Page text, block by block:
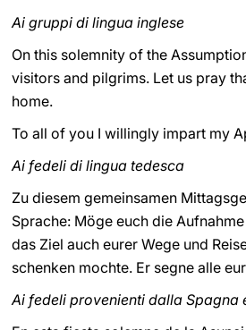
Ai gruppi di lingua inglese
On this solemnity of the
visitors and pilgrims. Let us pray
home.
To all of you I willingly impart my
Ai fedeli di lingua tedesca
Zu diesem gemeinsamen
Sprache: Möge euch die
das Ziel auch eurer Wege und
schenken mochte. Er segne alle
Ai fedeli provenienti dalla Spagna